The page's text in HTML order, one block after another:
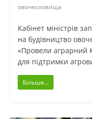
овочесховища
Кабінет міністрів
на будівництво
«Провели аграрний
для підтримки
Більше...